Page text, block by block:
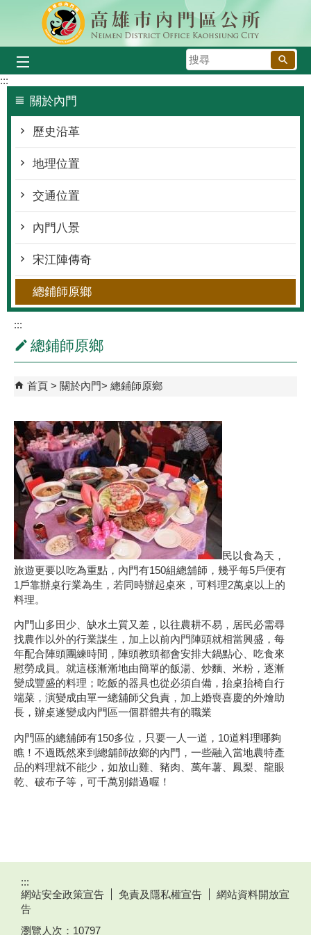
跳到主要內容區塊
搜
尋
:::
關於內門
歷史沿革
地理位置
交通位置
內門八景
宋江陣傳奇
總鋪師原鄉
:::
總鋪師原鄉
首頁 關於內門 總鋪師原鄉
民以食為天，
旅遊更要以吃為重點，內門有150組總舖師，幾乎每5戶便有
1戶靠辦桌行業為生，若同時辦起桌來，可料理2萬桌以上的
料理。
內門山多田少、缺水土質又差，以往農耕不易，居民必需尋
找農作以外的行業謀生，加上以前內門陣頭就相當興盛，每
年配合陣頭團練時間，陣頭教頭都會安排大鍋點心、吃食來
慰勞成員。就這樣漸漸地由簡單的飯湯、炒麵、米粉，逐漸
變成豐盛的料理；吃飯的器具也從必須自備，抬桌抬椅自行
端菜，演變成由單一總舖師父負責，加上婚喪喜慶的外燴助
長，辦桌遂變成內門區一個群體共有的職業
內門區的總舖師有150多位，只要一人一道，10道料理哪夠
瞧！不過既然來到總舖師故鄉的內門，一些融入當地農特產
品的料理就不能少，如放山雞、豬肉、萬年薯、鳳梨、龍眼
乾、破布子等，可千萬別錯過喔！
:::
網站安全政策宣告
免責及隱私權宣告
網站資料開放宣
告
瀏覽人次： 10797